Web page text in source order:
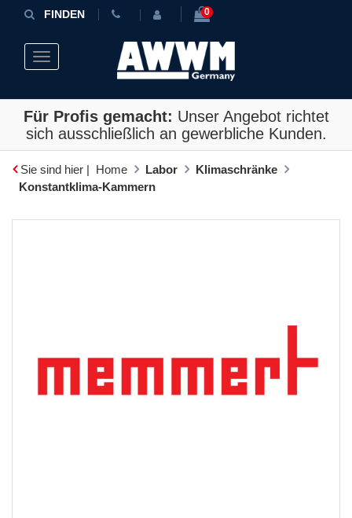
FINDEN 0
Toggle navigation
Für Profis gemacht: Unser Angebot richtet
sich ausschließlich an gewerbliche Kunden.
Sie sind hier | Home Labor
Klimaschränke
Konstantklima-Kammern